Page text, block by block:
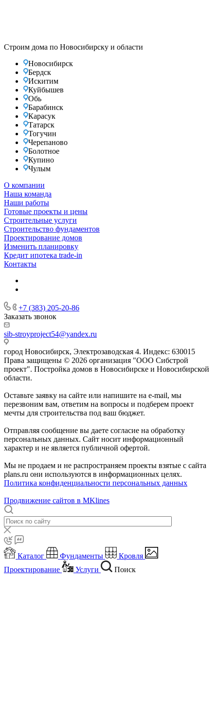
Строим дома по Новосибирску и области
Новосибирск
Бердск
Искитим
Куйбышев
Обь
Барабинск
Карасук
Татарск
Тогучин
Черепаново
Болотное
Купино
Чулым
О компании
Наша команда
Наши работы
Готовые проекты и цены
Строительные услуги
Строительство фундаментов
Проектирование домов
Изменить планировку
Кредит ипотека trade-in
Контакты
+7 (383) 205-20-86
Заказать звонок
sib-stroyproject54@yandex.ru
город Новосибирск, Электрозаводская 4. Индекс: 630015
Права защищены © 2026 организация "ООО Сибстрой
проект". Постройка домов в Новосибирске и Новосибирской
области.
Оставьте заявку на сайте или напишите на e-mail, мы
перезвоним вам, ответим на вопросы и подберем проект
мечты для строительства под ваш бюджет.
Отправляя сообщение вы даете согласие на обработку
персональных данных. Сайт носит информационный
характер и не является публичной офертой.
Мы не продаем и не распространяем проекты взятые с сайта
plans.ru они используются в информационных целях.
Политика конфиденциальности персональных данных
Продвижение сайтов в MKlines
Каталог Фундаменты
Кровля
Проектирование
Услуги Поиск